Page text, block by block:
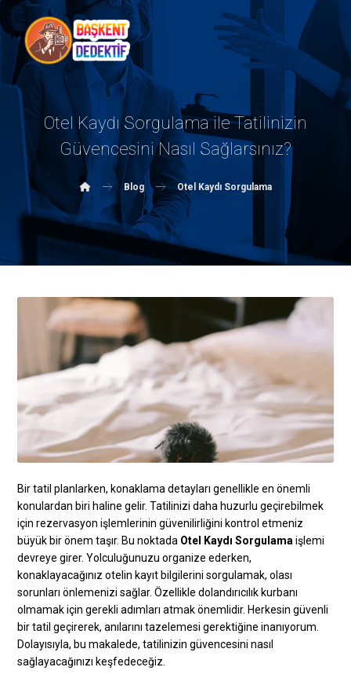
Otel Kaydı Sorgulama ile Tatilinizin
Güvencesini Nasıl Sağlarsınız?
Blog Otel Kaydı Sorgulama
Bir tatil planlarken, konaklama detayları genellikle en önemli
konulardan biri haline gelir. Tatilinizi daha huzurlu geçirebilmek
için rezervasyon işlemlerinin güvenilirliğini kontrol etmeniz
büyük bir önem taşır. Bu noktada Otel Kaydı Sorgulama işlemi
devreye girer. Yolculuğunuzu organize ederken,
konaklayacağınız otelin kayıt bilgilerini sorgulamak, olası
sorunları önlemenizi sağlar. Özellikle dolandırıcılık kurbanı
olmamak için gerekli adımları atmak önemlidir. Herkesin güvenli
bir tatil geçirerek, anılarını tazelemesi gerektiğine inanıyorum.
Dolayısıyla, bu makalede, tatilinizin güvencesini nasıl
sağlayacağınızı keşfedeceğiz.